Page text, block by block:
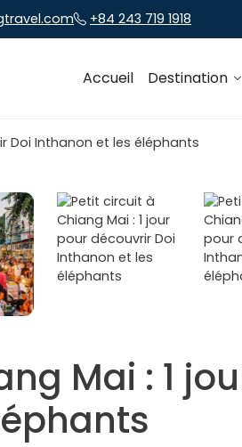
+84 243 719 1918
Accueil Destination
Mai : 1